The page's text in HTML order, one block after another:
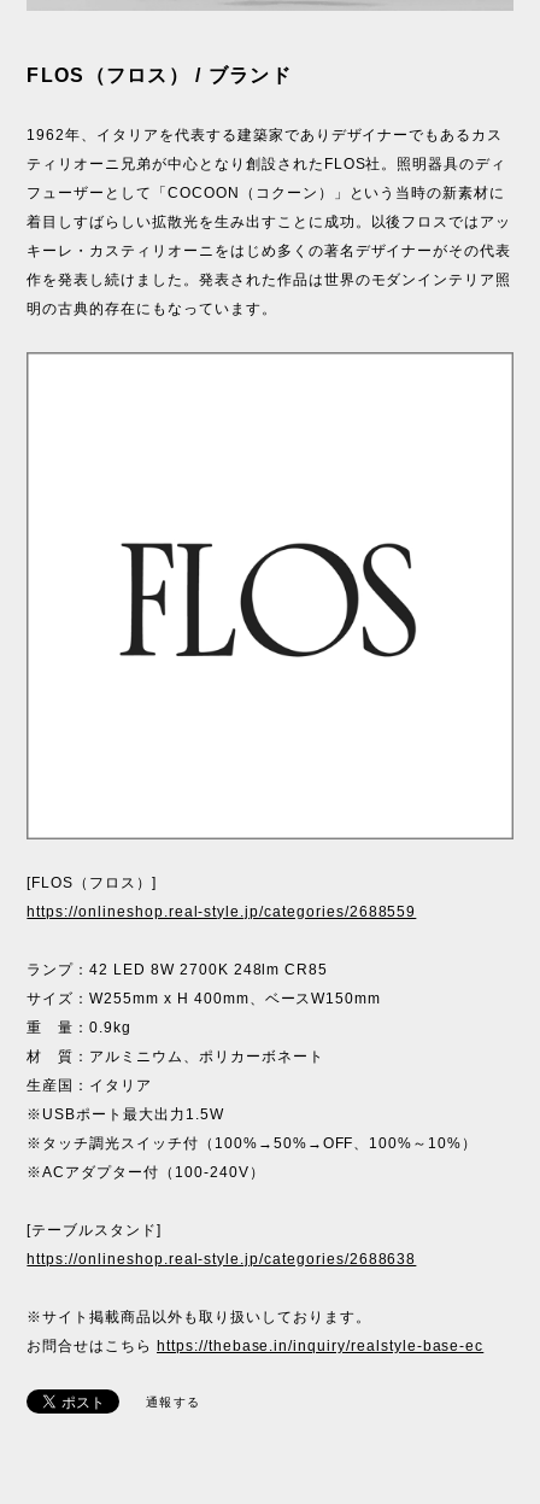
FLOS（フロス） / ブランド
1962年、イタリアを代表する建築家でありデザイナーでもあるカス
ティリオーニ兄弟が中心となり創設されたFLOS社。照明器具のディ
フューザーとして「COCOON（コクーン）」という当時の新素材に
着目しすばらしい拡散光を生み出すことに成功。以後フロスではアッ
キーレ・カスティリオーニをはじめ多くの著名デザイナーがその代表
作を発表し続けました。発表された作品は世界のモダンインテリア照
明の古典的存在にもなっています。
[FLOS（フロス）]
https://onlineshop.real-style.jp/categories/2688559
ランプ：42 LED 8W 2700K 248lm CR85
サイズ：W255mm x H 400mm、ベースW150mm
重 量：0.9kg
材 質：アルミニウム、ポリカーボネート
生産国：イタリア
※USBポート最大出力1.5W
※タッチ調光スイッチ付（100%→50%→OFF、100%～10%）
※ACアダプター付（100-240V）
[テーブルスタンド]
https://onlineshop.real-style.jp/categories/2688638
※サイト掲載商品以外も取り扱いしております。
お問合せはこちらhttps://thebase.in/inquiry/realstyle-base-ec
通報する